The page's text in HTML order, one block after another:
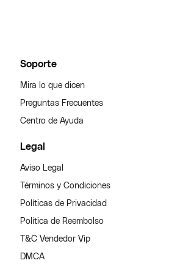
Soporte
Mira lo que dicen
Preguntas Frecuentes
Centro de Ayuda
Legal
Aviso Legal
Términos y Condiciones
Políticas de Privacidad
Política de Reembolso
T&C Vendedor Vip
DMCA